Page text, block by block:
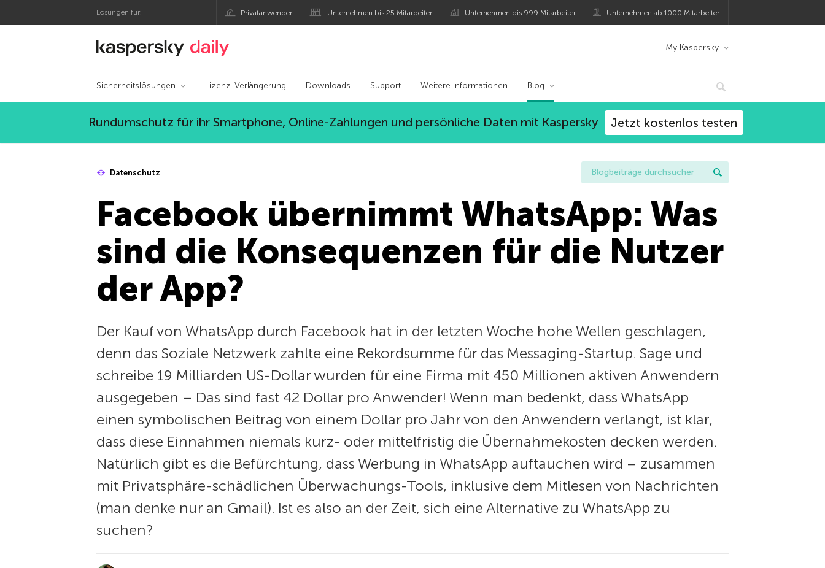
Lösungen für: Privatanwender Unternehmen bis 25 Mitarbeiter Unternehmen bis 999 Mitarbeiter Unternehmen ab 1000 Mitarbeiter
Offizieller Blog von Kaspersky My Kaspersky
Sicherheitslösungen Lizenz-Verlängerung Downloads Support Weitere Informationen Blog
Rundumschutz für ihr Smartphone, Online-Zahlungen und persönliche Daten mit Kaspersky Jetzt kostenlos testen
Datenschutz
Facebook übernimmt WhatsApp: Was
sind die Konsequenzen für die Nutzer
der App?
Der Kauf von WhatsApp durch Facebook hat in der letzten Woche hohe Wellen geschlagen,
denn das Soziale Netzwerk zahlte eine Rekordsumme für das Messaging-Startup. Sage und
schreibe 19 Milliarden US-Dollar wurden für eine Firma mit 450 Millionen aktiven Anwendern
ausgegeben – Das sind fast 42 Dollar pro Anwender! Wenn man bedenkt, dass WhatsApp
einen symbolischen Beitrag von einem Dollar pro Jahr von den Anwendern verlangt, ist klar,
dass diese Einnahmen niemals kurz- oder mittelfristig die Übernahmekosten decken werden.
Natürlich gibt es die Befürchtung, dass Werbung in WhatsApp auftauchen wird – zusammen
mit Privatsphäre-schädlichen Überwachungs-Tools, inklusive dem Mitlesen von Nachrichten
(man denke nur an Gmail). Ist es also an der Zeit, sich eine Alternative zu WhatsApp zu
suchen?